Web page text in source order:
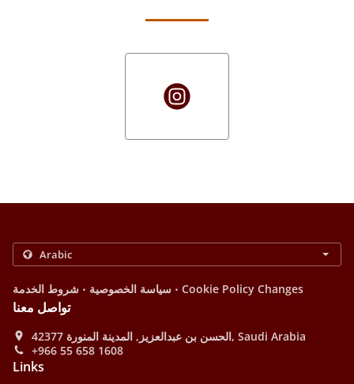
سياسة الخصوصية . شروط الخدمة . Cookie Policy Changes
تواصل معنا
الحسن بن عبدالعزيز, المدينة المنورة 42377, Saudi Arabia
+966 55 658 1608
Links